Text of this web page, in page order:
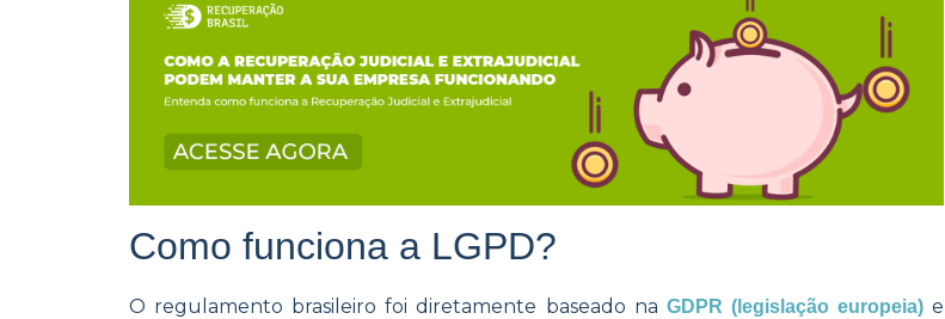
Como funciona a LGPD?
O regulamento brasileiro foi diretamente baseado na GDPR (legislação europeia)e